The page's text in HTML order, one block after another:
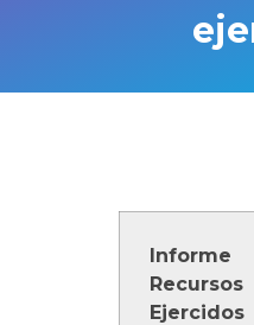
Informe
Recursos
Ejercidos